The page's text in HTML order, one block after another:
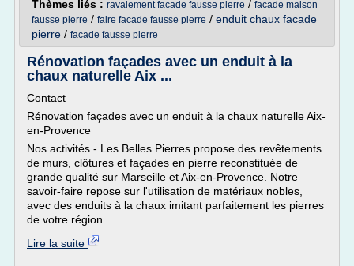
Thèmes liés : ravalement facade fausse pierre / facade maison
fausse pierre / faire facade fausse pierre / enduit chaux facade
pierre / facade fausse pierre
Rénovation façades avec un enduit à la
chaux naturelle Aix ...
Contact
Rénovation façades avec un enduit à la chaux naturelle Aix-
en-Provence
Nos activités - Les Belles Pierres propose des revêtements
de murs, clôtures et façades en pierre reconstituée de
grande qualité sur Marseille et Aix-en-Provence. Notre
savoir-faire repose sur l'utilisation de matériaux nobles,
avec des enduits à la chaux imitant parfaitement les pierres
de votre région....
Lire la suite